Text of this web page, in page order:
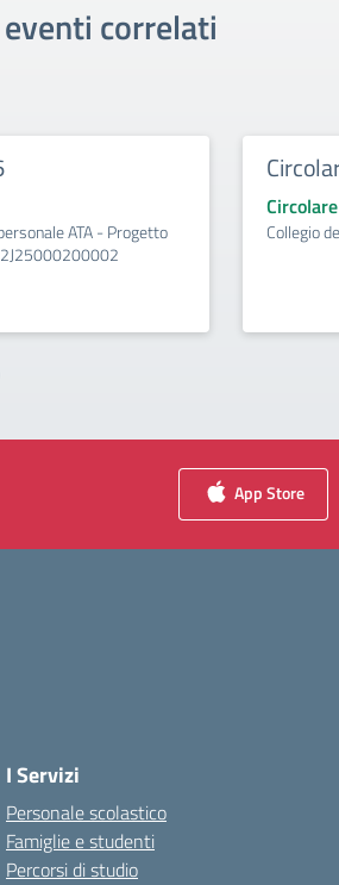
correlati
ATA - Progetto
Collegio
App Store
I Servizi
Personale scolastico
Famiglie e studenti
Percorsi di studio